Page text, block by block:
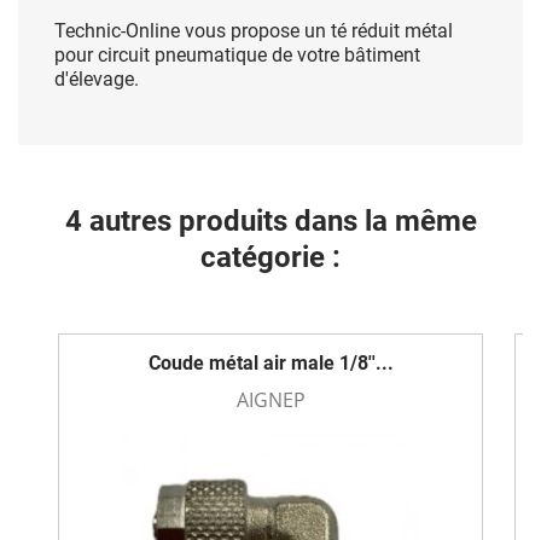
Technic-Online vous propose un té réduit métal
pour circuit pneumatique de votre bâtiment
d'élevage.
4 autres produits dans la même
catégorie :
Coude métal air male 1/8''...
AIGNEP